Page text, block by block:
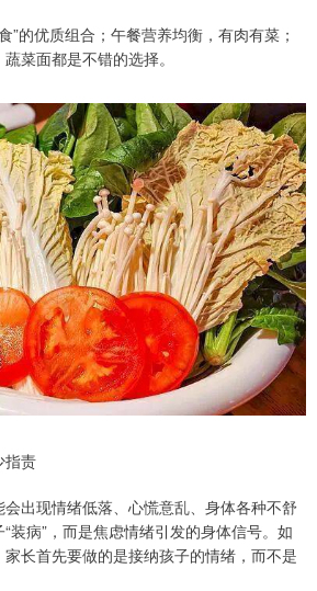
”的优质组合；午餐营养均衡，有肉有菜；
菜面都是不错的选择。
指责
出现情绪低落、心慌意乱、身体各种不舒
装病”，而是焦虑情绪引发的身体信号。如
长首先要做的是接纳孩子的情绪，而不是